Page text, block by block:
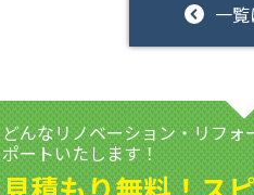
一
どんなリノベーション・リフォ
ポートいたします！